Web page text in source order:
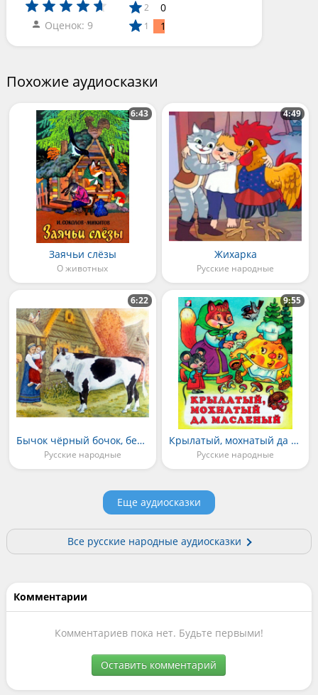
Оценок: 9
2 0
1 1
Похожие аудиосказки
Заячьи слёзы
О животных
6:43
Жихарка
Русские народные
4:49
Бычок чёрный бочок, белые копытца
Русские народные
6:22
Крылатый, мохнатый да масленый
Русские народные
9:55
Еще аудиосказки
Все русские народные аудиосказки
Комментарии
Комментариев пока нет. Будьте первыми!
Оставить комментарий